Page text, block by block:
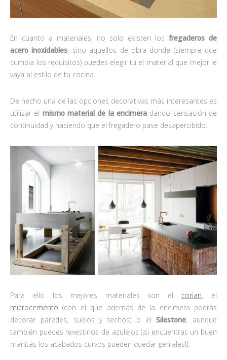
En cuanto a materiales, no solo existen los fregaderos de
acero inoxidables, sino aquellos de obra donde (siempre que
cumpla los requisitos) puedes elegir tú el material que mejor le
vaya al estilo de tu cocina.
De hecho una de las opciones decorativas más interesantes es
utilizar el mismo material de la encimera dando sensación de
continuidad y haciendo que el fregadero pase desapercibido.
Para ello los mejores materiales son el corian, el
microcemento (con el que además de la encimera podrás
decorar paredes, suelos y techos) o elSilestone, aunque
también puedes revestirlos de azulejos (¡si encuentras un buen
manitas los acabados curvos pueden quedar geniales!).